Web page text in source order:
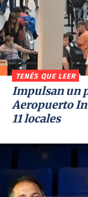
TENÉS QUE LEER
Impulsan un
Aeropuerto
11 locales